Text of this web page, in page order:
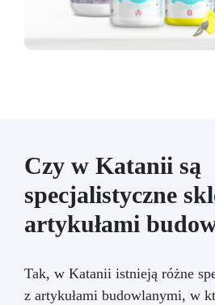
Czy w Katanii są
specjalistyczne
artykułami
Tak, w Katanii istnieją różne
z artykułami budowlanymi, w